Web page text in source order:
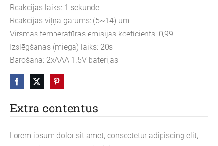
Extra contentus
Lorem ipsum dolor sit amet, consectetur adipiscing elit,
Reakcijas laiks: 1 sekunde
Reakcijas viļņa garums: (5~14) um
Virsmas temperatūras emisijas koeficients: 0,99
Izslēgšanas (miega) laiks: 20s
Barošana: 2xAAA 1.5V baterijas